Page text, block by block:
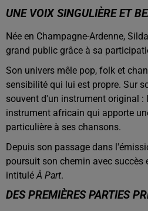
UNE VOIX SINGULIÈRE ET
Née en Champagne-Ardenne,
grand public grâce à sa
Son univers mêle pop, folk et
sensibilité qui lui est propre. Sur
souvent d'un instrument original :
instrument africain qui apporte
particulière à ses chansons.
Depuis son passage dans
poursuit son chemin avec succès
intituléÀ Part.
DES PREMIÈRES PARTIES